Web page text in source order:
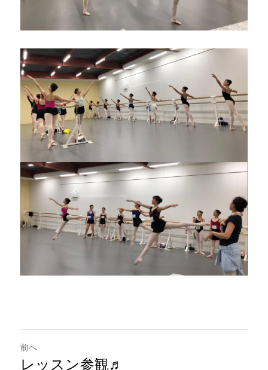
前へ
レッスン参観♬